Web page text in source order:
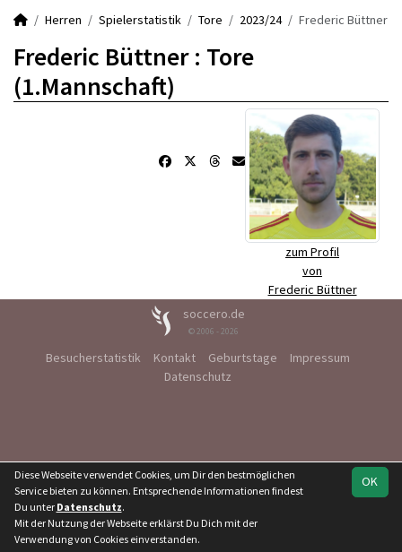
Herren Spielerstatistik Tore 2023/24 Frederic Büttner
Frederic Büttner : Tore
(1.Mannschaft)
zum Profil
von
Frederic Büttner
soccero.de
© 2006 - 2026
Besucherstatistik Kontakt Geburtstage
Impressum
Datenschutz
OK
Diese Webseite verwendet Cookies, um Dir den bestmöglichen
Service bieten zu können. Entsprechende Informationen findest
Du unter Datenschutz.
Mit der Nutzung der Webseite erklärst Du Dich mit der
Verwendung von Cookies einverstanden.